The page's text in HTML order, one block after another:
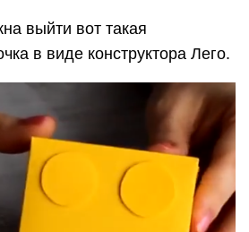
выйти вот такая
в виде конструктора Лего.